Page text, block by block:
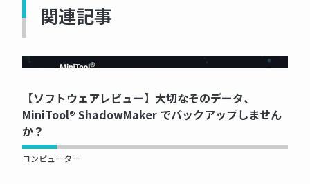
関連記事
【ソフトウェアレビュー】大切なそのデータ、
MiniTool® ShadowMaker でバックアップしません
か？
コンピューター